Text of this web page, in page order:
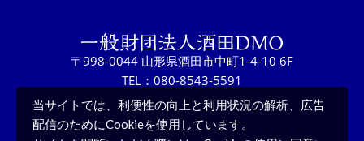
〒998-0044 山形県酒田市中町1-4-10 6F
TEL：080-8543-5591
当サイトでは、利便性の向上と利用状況の解析、広告
配信のためにCookieを使用しています。